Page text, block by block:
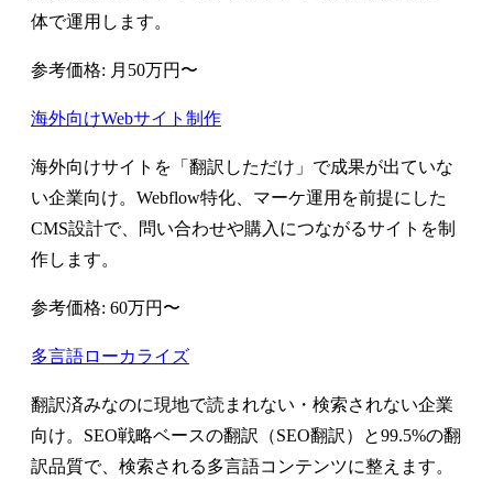
体で運用します。
参考価格: 月50万円〜
海外向けWebサイト制作
海外向けサイトを「翻訳しただけ」で成果が出ていな
い企業向け。Webflow特化、マーケ運用を前提にした
CMS設計で、問い合わせや購入につながるサイトを制
作します。
参考価格: 60万円〜
多言語ローカライズ
翻訳済みなのに現地で読まれない・検索されない企業
向け。SEO戦略ベースの翻訳（SEO翻訳）と99.5%の翻
訳品質で、検索される多言語コンテンツに整えます。